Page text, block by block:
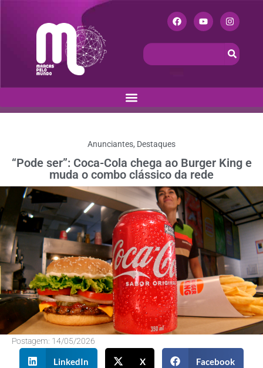
Anunciantes, Destaques
“Pode ser”: Coca-Cola chega ao Burger King e
muda o combo clássico da rede
Postagem: 14/05/2026
LinkedIn X Facebook